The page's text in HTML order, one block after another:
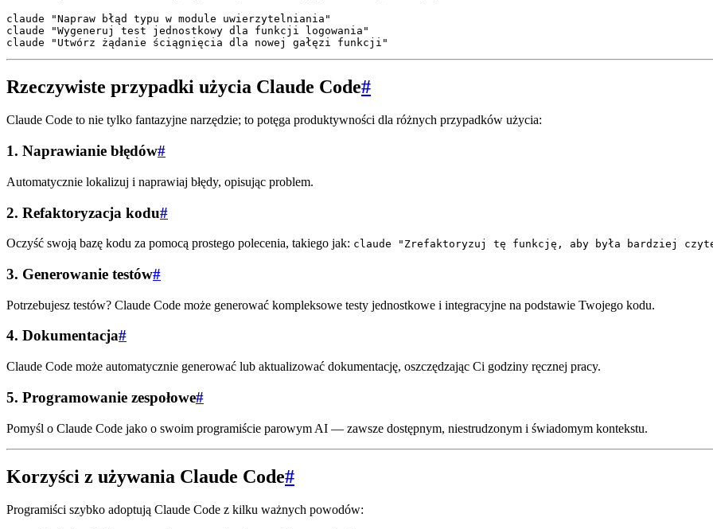
claude "Napraw błąd typu w module uwierzytelniania"
claude "Wygeneruj test jednostkowy dla funkcji logowania"
Rzeczywiste przypadki użycia Claude Code#
Claude Code to nie tylko fantazyjne narzędzie; to potęga produktywności dla różnych przypadków użycia:
1. Naprawianie błędów#
Automatycznie lokalizuj i naprawiaj błędy, opisując problem.
2. Refaktoryzacja kodu#
Oczyść swoją bazę kodu za pomocą prostego polecenia, takiego jak: claude "Zrefaktoryzuj tę funkcję, aby była bardziej
3. Generowanie testów#
Potrzebujesz testów? Claude Code może generować kompleksowe testy jednostkowe i integracyjne na podstawie Twojego kodu.
4. Dokumentacja#
Claude Code może automatycznie generować lub aktualizować dokumentację, oszczędzając Ci godziny ręcznej pracy.
5. Programowanie zespołowe#
Pomyśl o Claude Code jako o swoim programiście parowym AI — zawsze dostępnym, niestrudzonym i świadomym kontekstu.
Korzyści z używania Claude Code#
Programiści szybko adoptują Claude Code z kilku ważnych powodów: